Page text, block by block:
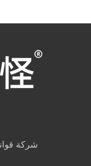
شركة